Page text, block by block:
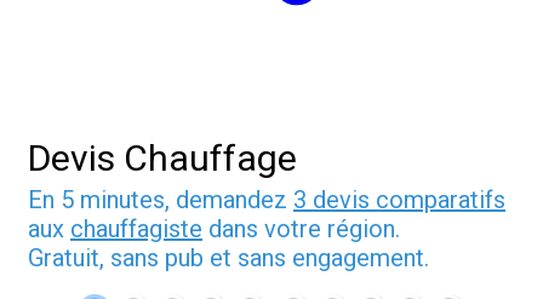
Devis Chauffage
En 5 minutes, demandez 3 devis comparatifs
aux chauffagiste dans votre région.
Gratuit, sans pub et sans engagement.